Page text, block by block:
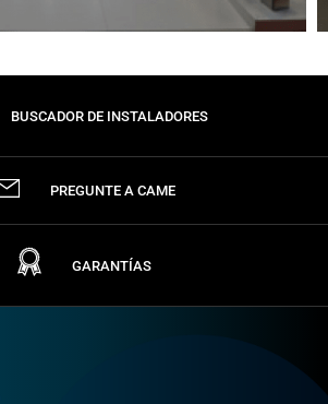
BUSCADOR DE INSTALADORES
PREGUNTE A CAME
GARANTÍAS